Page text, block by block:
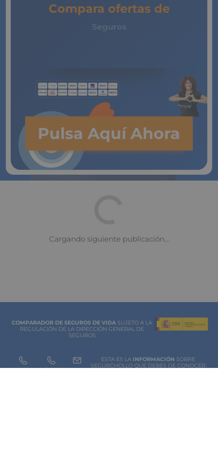
Compara ofertas de
Seguros
Pulsa Aquí Ahora
COMPARADOR DE SEGUROS DE VIDA SUJETO A LA
REGULACIÓN DE LA DIRECCIÓN GENERAL DE
SEGUROS
ESTA ES LA INFORMACIÓN SOBRE
SEGURCHOLLO QUE DEBES DE CONOCER:
91 218 93 299 Contacto